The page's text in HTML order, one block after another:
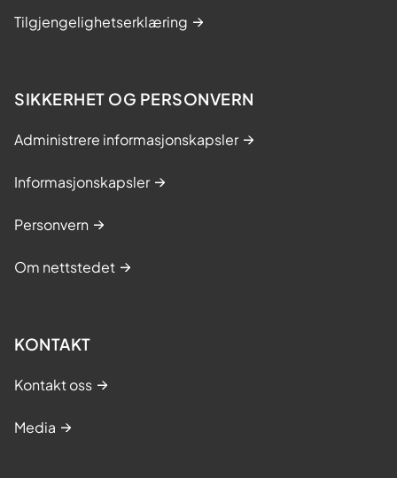
Tilgjengelighetserklæring
SIKKERHET OG PERSONVERN
Administrere informasjonskapsler
Informasjonskapsler
Personvern
Om nettstedet
KONTAKT
Kontakt oss
Media